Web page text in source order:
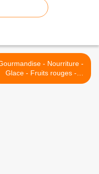
- Nourriture -
Glace - Fruits rouges -
- Photographie -